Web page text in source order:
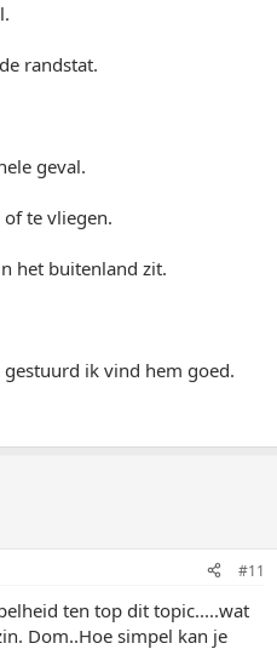
randstat.
geval.
te vliegen.
het buitenland zit.
ik vind hem goed.
#11
ten top dit topic.....wat
Dom..Hoe simpel kan je